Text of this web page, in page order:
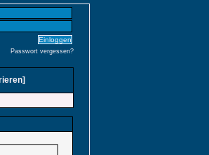
Passwort vergessen?
]